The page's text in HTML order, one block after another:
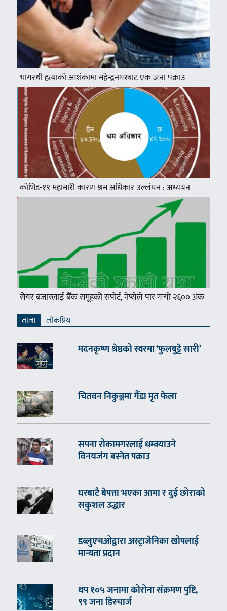
भागरथी हत्याको आशंकामा महेन्द्रनगरबाट एक जना पक्राउ
कोभिड-१९ महामारी कारण श्रम अधिकार उल्लंघन : अध्ययन
सेयर बजारलाई बैँक समूहको सपोर्ट, नेप्सेले पार गर्‍यो २६०० अंक
ताजा लाेकप्रिय
मदनकृष्ण श्रेष्ठको स्वरमा ‘फुलबुट्टे सारी’
चितवन निकुञ्जमा गैँडा मृत फेला
सपना रोकामगरलाई धम्क्याउने
विनयजंग बस्नेत पक्राउ
घरबाटै बेपत्ता भएका आमा र दुई छोराको
सकुशल उद्धार
डब्लुएचओद्वारा अस्ट्राजेनिका खोपलाई
मान्यता प्रदान
थप १०५ जनामा कोरोना संक्रमण पुष्टि,
९९ जना डिस्चार्ज